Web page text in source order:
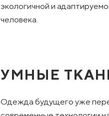
экологичной и
человека.
УМНЫЕ
Одежда будущего уже